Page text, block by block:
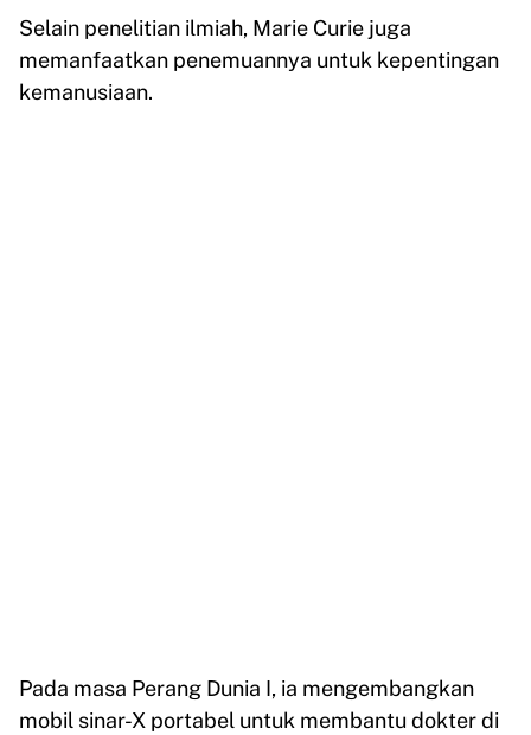
Selain penelitian ilmiah, Marie Curie juga
memanfaatkan penemuannya untuk kepentingan
kemanusiaan.
Pada masa Perang Dunia I, ia mengembangkan
mobil sinar-X portabel untuk membantu dokter di